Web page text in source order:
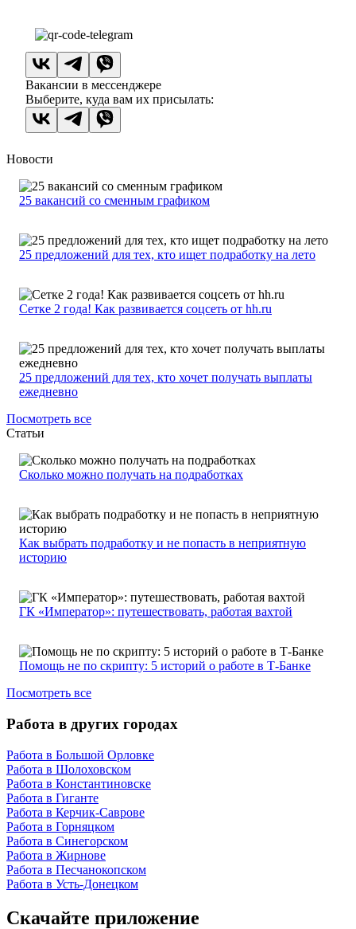
Вакансии в мессенджере
Выберите, куда вам их присылать:
Новости
25 вакансий со сменным графиком
25 предложений для тех, кто ищет подработку на лето
Сетке 2 года! Как развивается соцсеть от hh.ru
25 предложений для тех, кто хочет получать выплаты
ежедневно
Посмотреть все
Статьи
Сколько можно получать на подработках
Как выбрать подработку и не попасть в неприятную
историю
ГК «Император»: путешествовать, работая вахтой
Помощь не по скрипту: 5 историй о работе в Т-Банке
Посмотреть все
Работа в других городах
Работа в Большой Орловке
Работа в Шолоховском
Работа в Константиновске
Работа в Гиганте
Работа в Керчик-Саврове
Работа в Горняцком
Работа в Синегорском
Работа в Жирнове
Работа в Песчанокопском
Работа в Усть-Донецком
Скачайте приложение